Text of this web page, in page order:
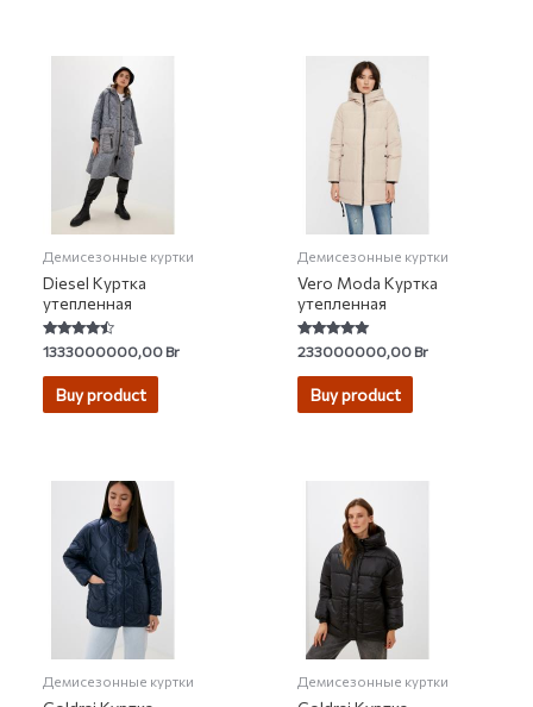
Демисезонные куртки
Diesel Куртка
утепленная
Rated
4.22
out of 5
1333000000,00Br
Buy product
Демисезонные куртки
Vero Moda Куртка
утепленная
Rated
4.80
out of 5
233000000,00Br
Buy product
Демисезонные куртки Демисезонные куртки